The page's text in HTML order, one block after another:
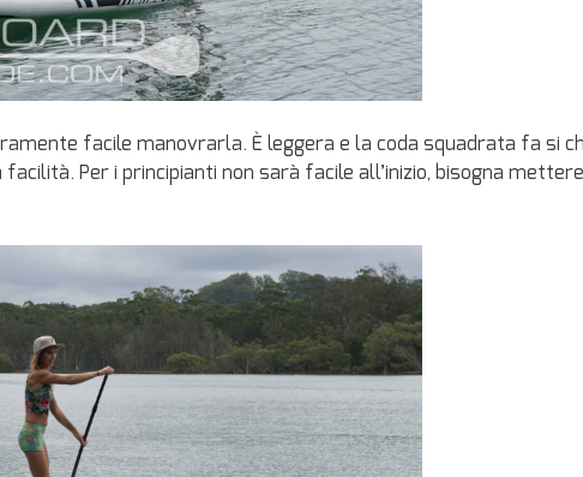
facile manovrarla. È leggera e la coda squadrata fa si
Per i principianti non sarà facile all’inizio, bisogna